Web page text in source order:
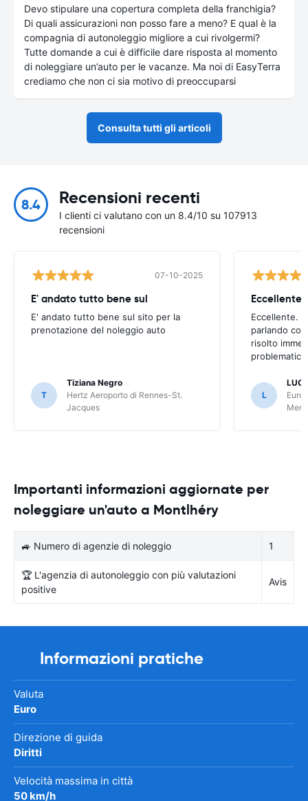
Devo stipulare una copertura completa della franchigia?
Di quali assicurazioni non posso fare a meno? E qual è la
compagnia di autonoleggio migliore a cui rivolgermi?
Tutte domande a cui è difficile dare risposta al momento
di noleggiare un’auto per le vacanze. Ma noi di EasyTerra
crediamo che non ci sia motivo di preoccuparsi
Consulta tutti gli articoli
8.4 Recensioni recenti
I clienti ci valutano con un 8.4/10 su 107913
recensioni
07-10-2025
E' andato tutto bene sul
E' andato tutto bene sul sito per la
prenotazione del noleggio auto
T
Tiziana Negro
Hertz Aeroporto di Rennes-St.
Jacques
Eccellente.
parlando
risolto
L
Importanti informazioni aggiornate per
noleggiare un'auto a Montlhéry
🚙 Numero di agenzie di noleggio 1
🏆 L'agenzia di autonoleggio con più valutazioni
positive
Avis
Informazioni pratiche
Valuta
Euro
Direzione di guida
Diritti
Velocità massima in città
50 km/h